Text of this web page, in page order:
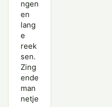
ngen
en
lang
e
reek
sen.
Zing
ende
man
netje